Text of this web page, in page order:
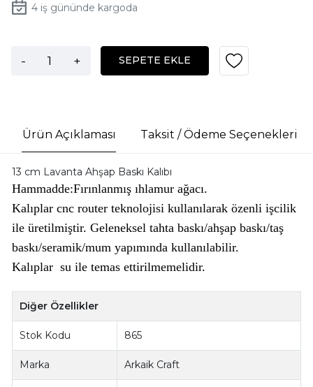
4iş gününde kargoda
- + SEPETE EKLE
Ürün Açıklaması Taksit / Ödeme Seçenekleri
13 cm Lavanta Ahşap Baskı Kalıbı
Hammadde:Fırınlanmış ıhlamur ağacı.
Kalıplar cnc router teknolojisi kullanılarak özenli işcilik
ile üretilmiştir. Geleneksel tahta baskı/ahşap baskı/taş
baskı/seramik/mum yapımında kullanılabilir.
Kalıplar su ile temas ettirilmemelidir.
Diğer Özellikler
Stok Kodu 865
Marka Arkaik Craft